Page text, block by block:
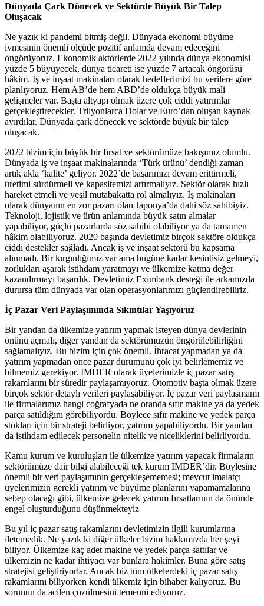
Dünyada Çark Dönecek ve Sektörde Büyük Bir Talep
Oluşacak
Ne yazık ki pandemi bitmiş değil. Dünyada ekonomi büyüme
ivmesinin önemli ölçüde pozitif anlamda devam edeceğini
öngörüyoruz. Ekonomik aktörlerde 2022 yılında dünya ekonomisi
yüzde 5 büyüyecek, dünya ticareti ise yüzde 7 artacak öngörüsü
hâkim. İş ve inşaat makinaları olarak hedeflerimizi bu verilere göre
planlıyoruz. Hem AB’de hem ABD’de oldukça büyük mali
gelişmeler var. Başta altyapı olmak üzere çok ciddi yatırımlar
gerçekleştirecekler. Trilyonlarca Dolar ve Euro’dan oluşan kaynak
ayırdılar. Dünyada çark dönecek ve sektörde büyük bir talep
oluşacak.
2022 bizim için büyük bir fırsat ve sektörümüze bakışımız olumlu.
Dünyada iş ve inşaat makinalarında ‘Türk ürünü’ dendiği zaman
artık akla ‘kalite’ geliyor. 2022’de başarımızı devam erittirmeli,
üretimi sürdürmeli ve kapasitemizi artırmalıyız. Sektör olarak hızlı
hareket etmeli ve yeşil mutabakatta rol almalıyız. İş makinaları
olarak dünyanın en zor pazarı olan Japonya’da dahi söz sahibiyiz.
Teknoloji, lojistik ve ürün anlamında büyük satın almalar
yapabiliyor, güçlü pazarlarda söz sahibi olabiliyor ya da tamamen
hâkim olabiliyoruz. 2020 başında devletimiz birçok sektöre oldukça
ciddi destekler sağladı. Ancak iş ve inşaat sektörü bu kapsama
alınmadı. Bir kırgınlığımız var ama bugüne kadar kesintisiz gelmeyi,
zorlukları aşarak istihdam yaratmayı ve ülkemize katma değer
kazandırmayı başardık. Devletimiz Eximbank desteği ile arkamızda
durursa tüm dünyada var olan operasyonlarımızı güçlendirebiliriz.
İç Pazar Veri Paylaşımında Sıkıntılar Yaşıyoruz
Bir yandan da ülkemize yatırım yapmak isteyen dünya devlerinin
önünü açmalı, diğer yandan da sektörümüzün öngörülebilirliğini
sağlamalıyız. Bu bizim için çok önemli. İhracat yapmadan ya da
yatırım yapmadan önce pazar durumunu çok iyi belirlememiz ve
bilmemiz gerekiyor. İMDER olarak üyelerimizle iç pazar satış
rakamlarını bir süredir paylaşamıyoruz. Otomotiv başta olmak üzere
birçok sektör detaylı verileri paylaşabiliyor. İç pazar veri paylaşmamı
ile firmalarımız hangi coğrafyada ne oranda sıfır makine ya da yedek
parça satıldığını görebiliyordu. Böylece sıfır makine ve yedek parça
stokları için bir strateji belirliyor, yatırım yapabiliyordu. Bir yandan
da istihdam edilecek personelin nitelik ve niceliklerini belirliyordu.
Kamu kurum ve kuruluşları ile ülkemize yatırım yapacak firmaların
sektörümüze dair bilgi alabileceği tek kurum İMDER’dir. Böylesine
önemli bir veri paylaşımının gerçekleşememesi; mevcut imalatçı
üyelerimizin gerekli yatırım ve büyüme planlarını yapamamalarına
sebep olacağı gibi, ülkemize gelecek yatırım fırsatlarının da önünde
engel oluşturduğunu düşünmekteyiz
Bu yıl iç pazar satış rakamlarını devletimizin ilgili kurumlarına
iletemedik. Ne yazık ki diğer ülkeler bizim hakkımızda her şeyi
biliyor. Ülkemize kaç adet makine ve yedek parça sattılar ve
ülkemizin ne kadar ihtiyacı var bunlara hakimler. Buna göre satış
stratejisi geliştiriyorlar. Ancak biz tüm ülkelerdeki iç pazar satış
rakamlarını biliyorken kendi ülkemiz için bihaber kalıyoruz. Bu
sorunun da acilen çözülmesini temenni ediyoruz.